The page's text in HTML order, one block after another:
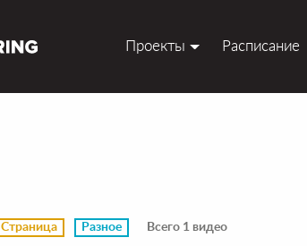
Проекты Расписание
Страница Разное Всего 1 видео